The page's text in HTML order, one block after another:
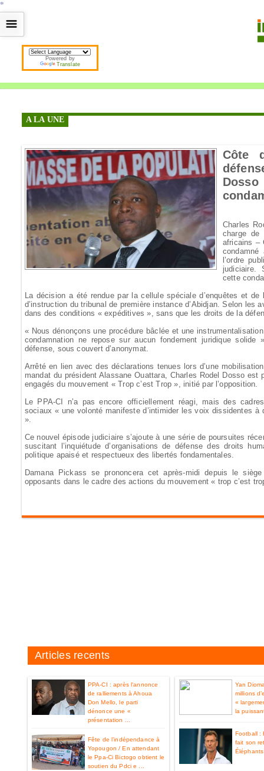
*
*
*
*
*
*
*
*
*
*
*
*
*
*
*
*
*
*
*
*
*
*
*
*
*
*
*
*
*
*
*
*
*
*
*
*
Powered by
Translate
☰
A LA UNE
Côte
Charles
charge
africains –
l’ordre
judiciaire.
cette
La décision a été rendue par la cellule spéciale d’enquêtes et
d’instruction du tribunal de première instance d’Abidjan. Selon les
dans des conditions « expéditives », sans que les droits de la
« Nous dénonçons une procédure bâclée et une
condamnation ne repose sur aucun fondement juridique
défense, sous couvert d’anonymat.
Arrêté en lien avec des déclarations tenues lors d’une
mandat du président Alassane Ouattara, Charles Rodel Dosso est
engagés du mouvement « Trop c’est Trop », initié par l’opposition.
Le PPA-CI n’a pas encore officiellement réagi, mais des
sociaux « une volonté manifeste d’intimider les voix dissidentes à
».
Ce nouvel épisode judiciaire s’ajoute à une série de poursuites
suscitant l’inquiétude d’organisations de défense des droits
politique apaisé et respectueux des libertés fondamentales.
Damana Pickass se prononcera cet après-midi depuis le
opposants dans le cadre des actions du mouvement « trop c’est
Articles recents
PPA-CI : après l'annonce
de ralliements à Ahoua
Don Mello, le parti
dénonce une «
présentation ...
Fête de l’indépendance à
Yopougon / En attendant
le Ppa-Ci Bictogo obtient le
soutien du Pdci e ...
Yan
millions
«
la
Football :
fait son